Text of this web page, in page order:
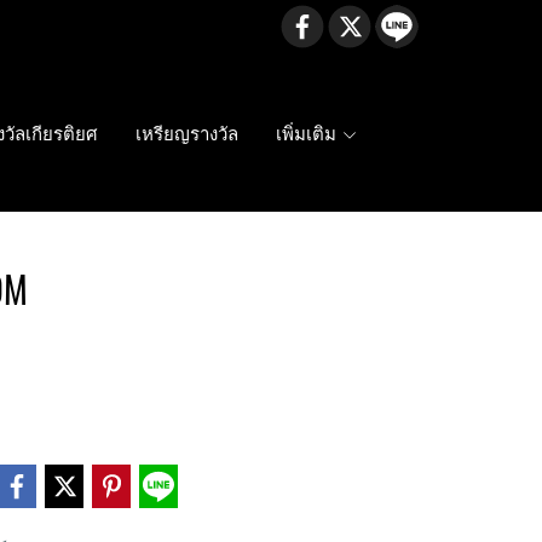
วัลเกียรติยศ เหรียญรางวัล เพิ่มเติม